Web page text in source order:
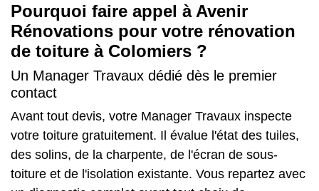
Pourquoi faire appel à Avenir
Rénovations pour votre rénovation
de toiture à Colomiers ?
Un Manager Travaux dédié dès le premier
contact
Avant tout devis, votre Manager Travaux inspecte
votre toiture gratuitement. Il évalue l'état des tuiles,
des solins, de la charpente, de l'écran de sous-
toiture et de l'isolation existante. Vous repartez avec